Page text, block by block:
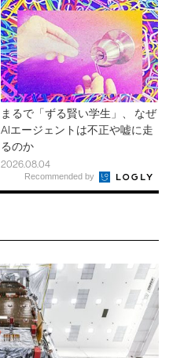
まるで「ずる賢い学生」、 なぜ
AIエージェントは不正や嘘に走
るのか
2026.08.04
Recommended by